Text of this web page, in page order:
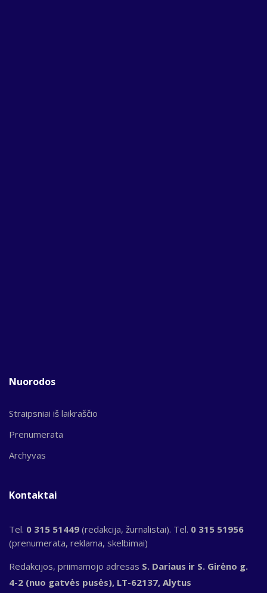
Nuorodos
Straipsniai iš laikraščio
Prenumerata
Archyvas
Kontaktai
Tel. 0 315 51449 (redakcija, žurnalistai). Tel. 0 315 51956
(prenumerata, reklama, skelbimai)
Redakcijos, priimamojo adresas S. Dariaus ir S. Girėno g.
4-2 (nuo gatvės pusės), LT-62137, Alytus